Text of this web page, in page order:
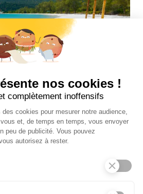
Suivez-nous sur insta !
INFOS UTILES
NOS BOUTIQUES